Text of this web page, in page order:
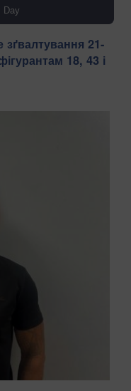
зґвалтування 21-
18, 43 і